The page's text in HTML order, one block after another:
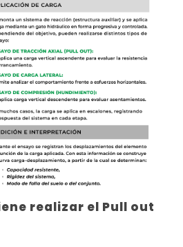
realizar el Pull out